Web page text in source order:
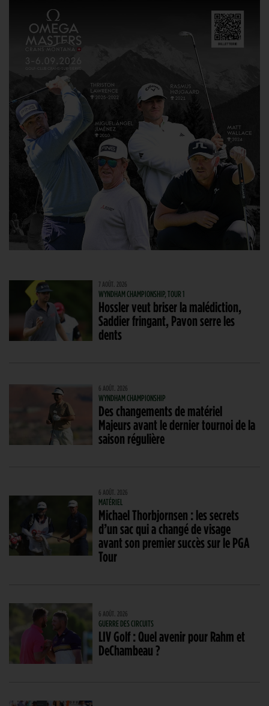
7 AOÛT. 2026
WYNDHAM CHAMPIONSHIP, TOUR 1
Hossler veut briser la malédiction,
Saddier fringant, Pavon serre les
dents
6 AOÛT. 2026
WYNDHAM CHAMPIONSHIP
Des changements de matériel
Majeurs avant le dernier tournoi de la
saison régulière
6 AOÛT. 2026
MATÉRIEL
Michael Thorbjornsen : les secrets
d’un sac qui a changé de visage
avant son premier succès sur le PGA
Tour
6 AOÛT. 2026
GUERRE DES CIRCUITS
LIV Golf : Quel avenir pour Rahm et
DeChambeau ?